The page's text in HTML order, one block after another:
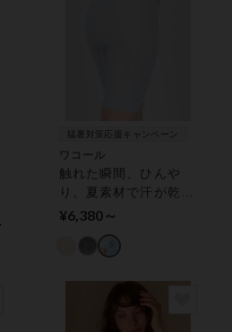
猛暑対策応援キャンペーン
ワコール
触れた瞬間、ひんや
り。夏素材で汗が乾き
やすい【肌リフトシア
グ丈）
¥6,380～